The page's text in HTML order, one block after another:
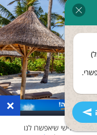
×
לצד שלישי שיאפשרו לנו